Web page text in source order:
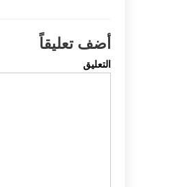
أضف تعليقاً
التعليق